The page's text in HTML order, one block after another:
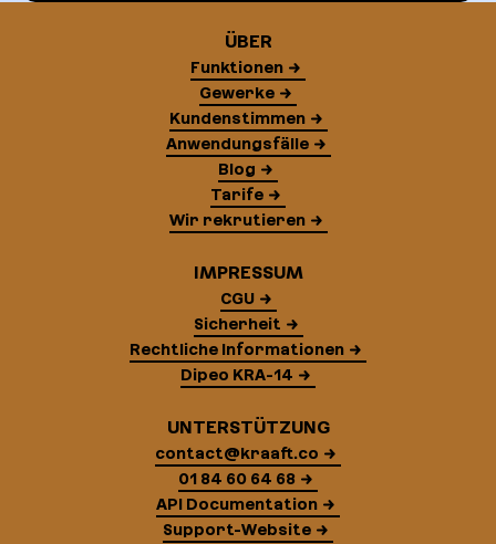
ÜBER
Funktionen
Gewerke
Kundenstimmen
Anwendungsfälle
Blog
Tarife
Wir rekrutieren
IMPRESSUM
CGU
Sicherheit
Rechtliche Informationen
Dipeo KRA-14
UNTERSTÜTZUNG
contact@kraaft.co
01 84 60 64 68
API Documentation
Support-Website